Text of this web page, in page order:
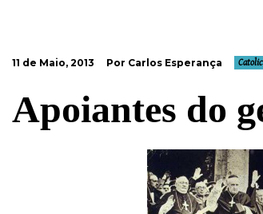
11 de Maio, 2013 Por Carlos Esperança
Apoiantes do